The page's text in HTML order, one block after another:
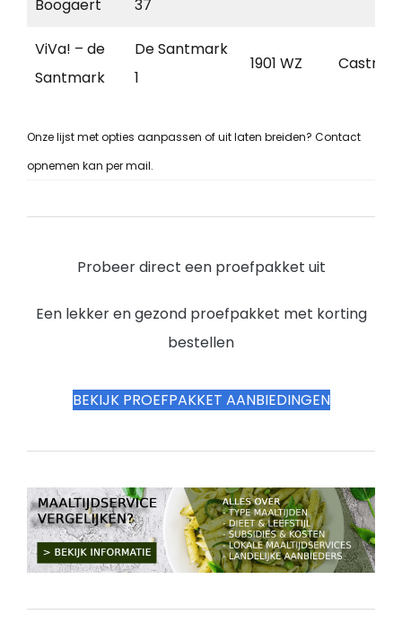
Boogaert 37
ViVa! – de
Santmark
De Santmark
1
1901 WZ
Onze lijst met opties aanpassen of uit laten breiden? Contact
opnemen kan per mail.
Probeer direct een proefpakket uit
Een lekker en gezond proefpakket met korting
bestellen
BEKIJK PROEFPAKKET AANBIEDINGEN